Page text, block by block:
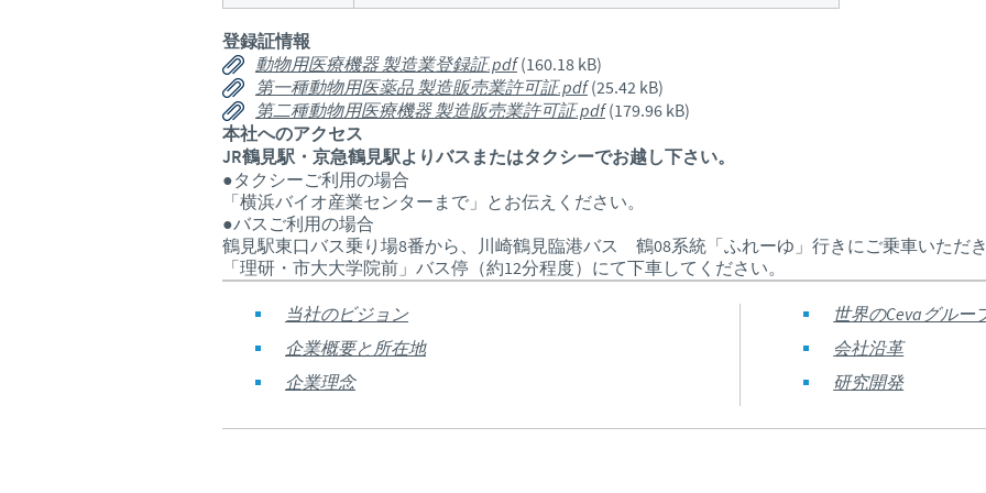
information provided on the site in which you enter may not
country.
登録証情報
動物用医療機器 製造業登録証.pdf(160.18 kB)
第一種動物用医薬品 製造販売業許可証.pdf(25.42 kB)
第二種動物用医療機器 製造販売業許可証.pdf(179.96 kB)
本社へのアクセス
JR鶴見駅・京急鶴見駅よりバスまたはタクシーでお越し下さい。
●タクシーご利用の場合
「横浜バイオ産業センターまで」とお伝えください。
●バスご利用の場合
鶴見駅東口バス乗り場8番から、川崎鶴見臨港バス 鶴08系統「ふれーゆ」行きにご乗車いただき
「理研・市大大学院前」バス停（約12分程度）にて下車してください。
当社のビジョン
世界のCevaグルー
企業概要と所在地
会社沿革
企業理念
研究開発